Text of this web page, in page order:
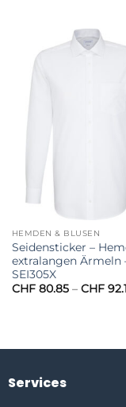
HEMDEN & BLUSEN
Seidensticker –
extralangen Ärmeln
SEI305X
CHF80.85 – CHF
Services